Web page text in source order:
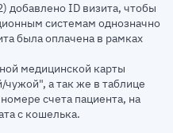
добавлено ID визита, чтобы
системам однозначно
была оплачена в рамках
медицинской карты
чужой", а так же в таблице
счета пациента, на
с кошелька.